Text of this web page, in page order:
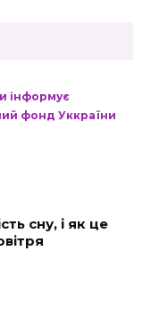
інформує
фонд Уккраїни
сну, і як це